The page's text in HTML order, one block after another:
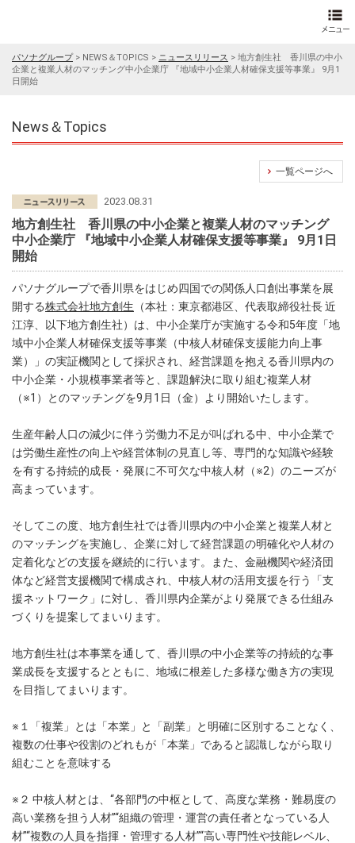
パソナグループ> NEWS＆TOPICS > ニュースリリース > 地方創生社 香川県の中小
企業と複業人材のマッチング中小企業庁 『地域中小企業人材確保支援等事業』 9月1
日開始
News＆Topics
一覧ページへ
2023.08.31
地方創生社 香川県の中小企業と複業人材のマッチング
中小企業庁 『地域中小企業人材確保支援等事業』 9月1日
開始
パソナグループで香川県をはじめ四国での関係人口創出事業を展
開する株式会社地方創生 （本社：東京都港区、代表取締役社長 近
江淳、以下地方創生社）は、中小企業庁が実施する令和5年度「地
域中小企業人材確保支援等事業（中核人材確保支援能力向上事
業）」の実証機関として採択され、経営課題を抱える香川県内の
中小企業・小規模事業者等と、課題解決に取り組む複業人材
（※1）とのマッチングを9月1日（金）より開始いたします。
生産年齢人口の減少に伴う労働力不足が叫ばれる中、中小企業で
は労働生産性の向上や経営体制の見直し等、専門的な知識や経験
を有する持続的成長・発展に不可欠な中核人材（※2）のニーズが
高まっています。
そしてこの度、地方創生社では香川県内の中小企業と複業人材と
のマッチングを実施し、企業に対して経営課題の明確化や人材の
定着化などの支援を継続的に行います。また、金融機関や経済団
体など経営支援機関で構成され、中核人材の活用支援を行う「支
援ネットワーク」に対し、香川県内企業がより発展できる仕組み
づくりを提案してまいります。
地方創生社は本事業を通して、香川県の中小企業等の持続的な事
業成長を支援するとともに、地域に根差した多様な働き方の実現
を目指してまいります。
※１「複業」とは「本業」と「副業」と明確に区別することなく、
複数の仕事や役割のどれもが「本業」であると認識しながら取り
組むことを意味する
※２ 中核人材とは、“各部門の中枢として、高度な業務・難易度の
高い業務を担う人材”“組織の管理・運営の責任者となっている人
材”“複数の人員を指揮・管理する人材”“高い専門性や技能レベル、